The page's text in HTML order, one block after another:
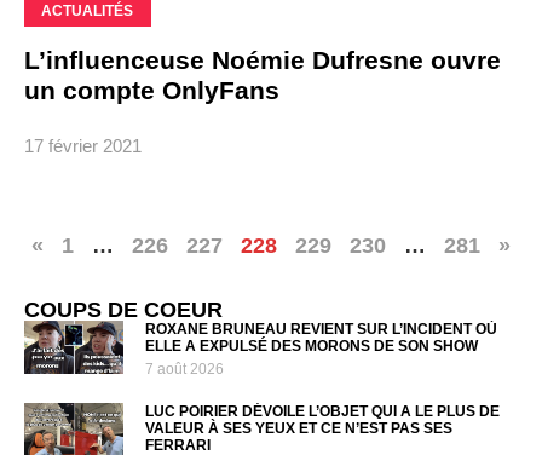
ACTUALITÉS
L’influenceuse Noémie Dufresne ouvre
un compte OnlyFans
17 février 2021
« 1 … 226 227 228 229 230 … 281 »
COUPS DE COEUR
ROXANE BRUNEAU REVIENT SUR L’INCIDENT OÙ
ELLE A EXPULSÉ DES MORONS DE SON SHOW
7 août 2026
LUC POIRIER DÉVOILE L’OBJET QUI A LE PLUS DE
VALEUR À SES YEUX ET CE N’EST PAS SES
FERRARI